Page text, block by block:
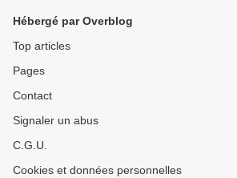
Hébergé par Overblog
Top articles
Pages
Contact
Signaler un abus
C.G.U.
Cookies et données personnelles